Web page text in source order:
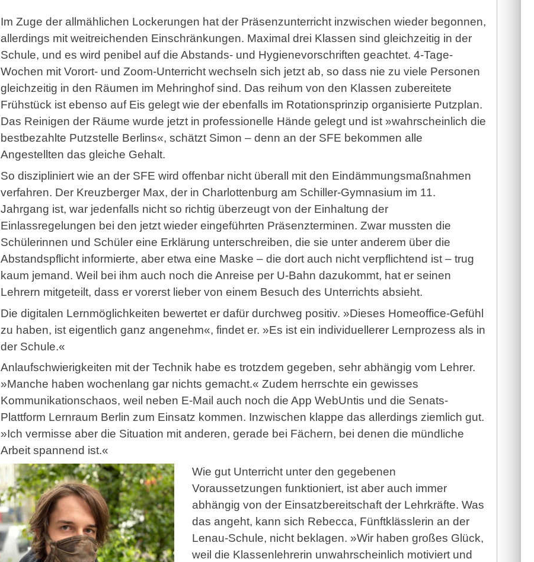
Im Zuge der allmählichen Lockerungen hat der Präsenzunterricht inzwischen wieder begonnen,
allerdings mit weitreichenden Einschränkungen. Maximal drei Klassen sind gleichzeitig in der
Schule, und es wird penibel auf die Abstands- und Hygienevorschriften geachtet. 4-Tage-
Wochen mit Vorort- und Zoom-Unterricht wechseln sich jetzt ab, so dass nie zu viele Personen
gleichzeitig in den Räumen im Mehringhof sind. Das reihum von den Klassen zubereitete
Frühstück ist ebenso auf Eis gelegt wie der ebenfalls im Rotationsprinzip organisierte Putzplan.
Das Reinigen der Räume wurde jetzt in professionelle Hände gelegt und ist »wahrscheinlich die
bestbezahlte Putzstelle Berlins«, schätzt Simon – denn an der SFE bekommen alle
Angestellten das gleiche Gehalt.
So diszipliniert wie an der SFE wird offenbar nicht überall mit den Eindämmungsmaßnahmen
verfahren. Der Kreuzberger Max, der in Charlottenburg am Schiller-Gymnasium im 11.
Jahrgang ist, war jedenfalls nicht so richtig überzeugt von der Einhaltung der
Einlassregelungen bei den jetzt wieder eingeführten Präsenzterminen. Zwar mussten die
Schülerinnen und Schüler eine Erklärung unterschreiben, die sie unter anderem über die
Abstandspflicht informierte, aber etwa eine Maske – die dort auch nicht verpflichtend ist – trug
kaum jemand. Weil bei ihm auch noch die Anreise per U-Bahn dazukommt, hat er seinen
Lehrern mitgeteilt, dass er vorerst lieber von einem Besuch des Unterrichts absieht.
Die digitalen Lernmöglichkeiten bewertet er dafür durchweg positiv. »Dieses Homeoffice-Gefühl
zu haben, ist eigentlich ganz angenehm«, findet er. »Es ist ein individuellerer Lernprozess als in
der Schule.«
Anlaufschwierigkeiten mit der Technik habe es trotzdem gegeben, sehr abhängig vom Lehrer.
»Manche haben wochenlang gar nichts gemacht.« Zudem herrschte ein gewisses
Kommunikationschaos, weil neben E-Mail auch noch die App WebUntis und die Senats-
Plattform Lernraum Berlin zum Einsatz kommen. Inzwischen klappe das allerdings ziemlich gut.
»Ich vermisse aber die Situation mit anderen, gerade bei Fächern, bei denen die mündliche
Arbeit spannend ist.«
Wie gut Unterricht unter den gegebenen
Voraussetzungen funktioniert, ist aber auch immer
abhängig von der Einsatzbereitschaft der Lehrkräfte. Was
das angeht, kann sich Rebecca, Fünftklässlerin an der
Lenau-Schule, nicht beklagen. »Wir haben großes Glück,
weil die Klassenlehrerin unwahrscheinlich motiviert und